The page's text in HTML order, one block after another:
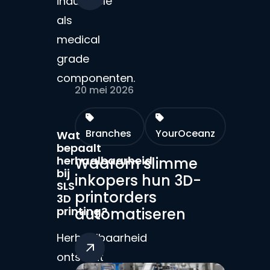
als
medical
grade
componenten.
Wat
bepaalt
herhaalbaarheid
bij
SLS
3D
printing?
Herhaalbaarheid
ontstaat
Waarom slimme
inkopers hun 3D-
printorders
automatiseren
20 mei 2026
Branches YourOceanz